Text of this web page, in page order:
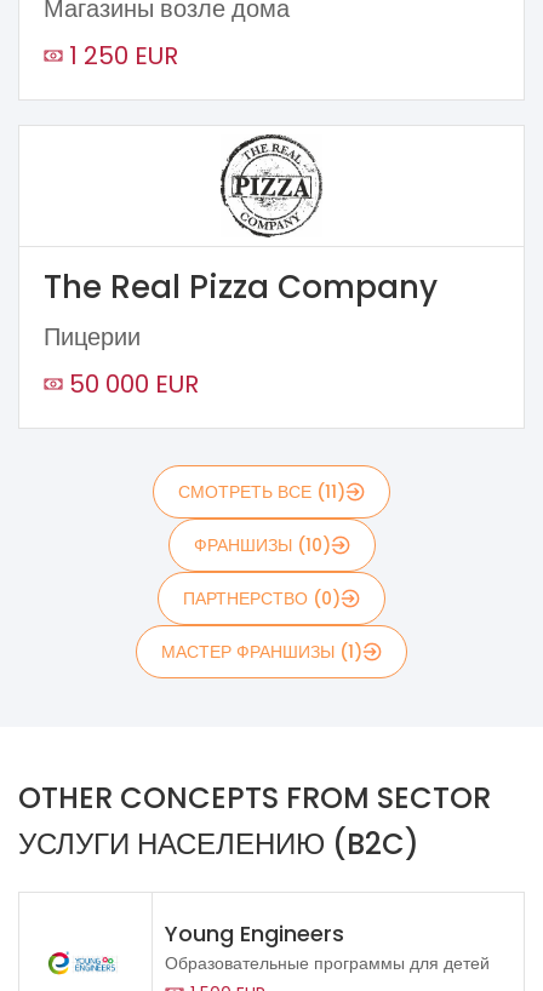
Магазины возле дома
1 250 EUR
The Real Pizza Company
Пицерии
50 000 EUR
СМОТРЕТЬ ВСЕ (11)
ФРАНШИЗЫ (10)
ПАРТНЕРСТВО (0)
МАСТЕР ФРАНШИЗЫ (1)
OTHER CONCEPTS FROM SECTOR
УСЛУГИ НАСЕЛЕНИЮ (B2C)
Young Engineers
Образовательные программы для детей